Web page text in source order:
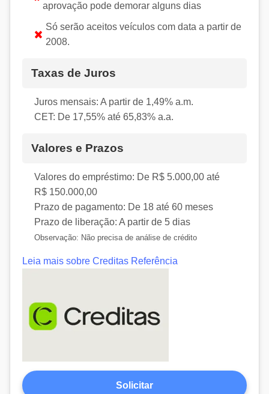
aprovação pode demorar alguns dias
Só serão aceitos veículos com data a partir de
2008.
Taxas de Juros
Juros mensais: A partir de 1,49% a.m.
CET: De 17,55% até 65,83% a.a.
Valores e Prazos
Valores do empréstimo: De R$ 5.000,00 até
R$ 150.000,00
Prazo de pagamento: De 18 até 60 meses
Prazo de liberação: A partir de 5 dias
Observação: Não precisa de análise de crédito
Leia mais sobre Creditas Referência
Solicitar